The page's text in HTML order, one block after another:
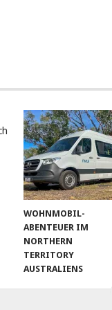
WOHNMOBIL-
ABENTEUER IM
NORTHERN
TERRITORY
AUSTRALIENS